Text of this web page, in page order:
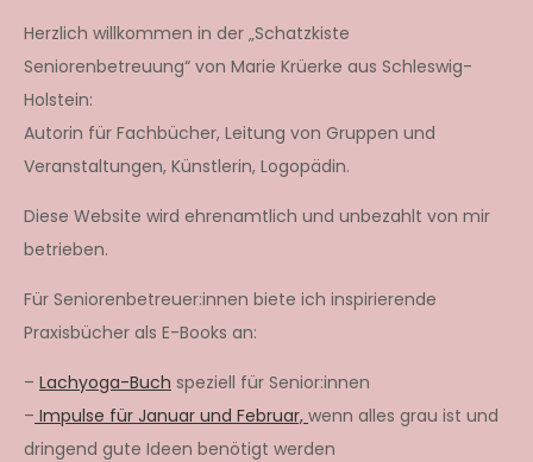
Herzlich willkommen in der „Schatzkiste
Seniorenbetreuung“ von Marie Krüerke aus Schleswig-
Holstein:
Autorin für Fachbücher, Leitung von Gruppen und
Veranstaltungen, Künstlerin, Logopädin.
Diese Website wird ehrenamtlich und unbezahlt von mir
betrieben.
Für Seniorenbetreuer:innen biete ich inspirierende
Praxisbücher als E-Books an:
– Lachyoga-Buch speziell für Senior:innen
– Impulse für Januar und Februar, wenn alles grau ist und
dringend gute Ideen benötigt werden